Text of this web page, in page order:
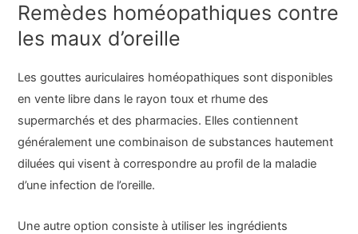
Remèdes homéopathiques contre
les maux d’oreille
Les gouttes auriculaires homéopathiques sont disponibles
en vente libre dans le rayon toux et rhume des
supermarchés et des pharmacies. Elles contiennent
généralement une combinaison de substances hautement
diluées qui visent à correspondre au profil de la maladie
d’une infection de l’oreille.
Une autre option consiste à utiliser les ingrédients